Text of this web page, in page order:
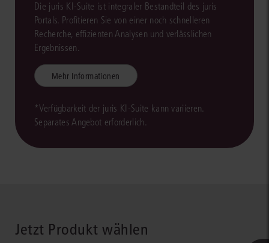
Die juris KI-Suite ist integraler Bestandteil des juris
Portals. Profitieren Sie von einer noch schnelleren
Recherche, effizienten Analysen und verlässlichen
Ergebnissen.
Mehr Informationen
*Verfügbarkeit der juris KI-Suite kann variieren.
Separates Angebot erforderlich.
Jetzt Produkt wählen